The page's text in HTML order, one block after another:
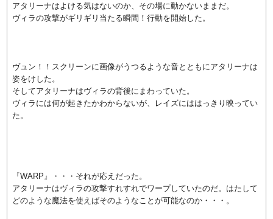
アタリーナはよける気はないのか、その場に動かないままだ。
ヴィラの攻撃がギリギリ当たる瞬間！行動を開始した。
ヴュン！！スクリーンに画像がうつるような音とともにアタリーナは
姿をけした。
そしてアタリーナはヴィラの背後にまわっていた。
ヴィラには何が起きたかわからないが、レイズにははっきり映ってい
た。
『WARP』・・・それが応えだった。
アタリーナはヴィラの攻撃すれすれでワープしていたのだ。はたして
どのような魔法を使えばそのようなことが可能なのか・・・。